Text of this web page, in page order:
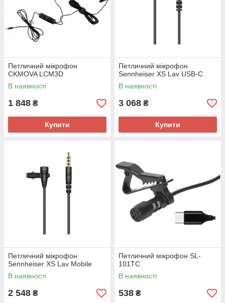
Петличний мікрофон
CKMOVA LCM3D
В наявності
1 848 ₴
Купити
Петличний мікрофон
Sennheiser XS Lav USB-C
В наявності
3 068 ₴
Купити
Петличний мікрофон
Sennheiser XS Lav Mobile
В наявності
2 548 ₴
Петличний мікрофон SL-
101TC
В наявності
538 ₴